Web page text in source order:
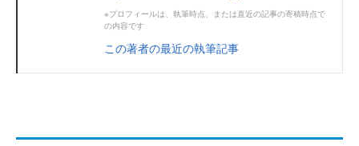
※プロフィールは、執筆時点、または直近の記事の寄稿時点で
の内容です
この著者の最近の執筆記事